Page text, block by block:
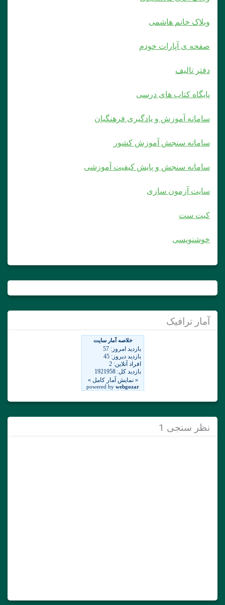
وبلاک خانم هاشمی
صفحه ی آپارات خودم
دفتر تالیف
پایگاه کتاب های درسی
سامانه آموزش و یادگیری فرهنگیان
سامانه سنجش آموزش کشور
سامانه سنجش و پایش کیفیت آموزشی
سایت آزمون سازی
کیت ست
خوشنویسی
آمار ترافیک
نظر سنجی 1